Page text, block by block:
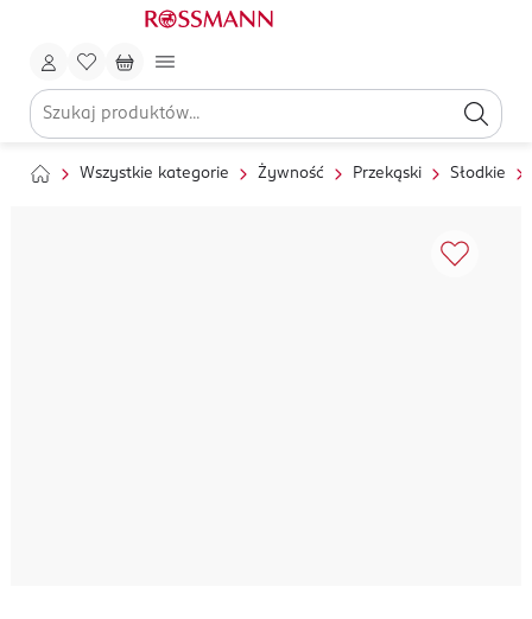
Wszystkie kategorie Żywność Przekąski Słodkie